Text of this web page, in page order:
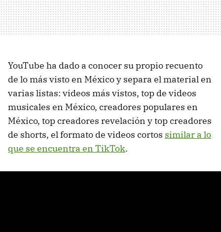
YouTube ha dado a conocer su propio recuento
de lo más visto en México y separa el material en
varias listas: videos más vistos, top de videos
musicales en México, creadores populares en
México, top creadores revelación y top creadores
de shorts, el formato de videos cortos similar a lo
que se encuentra en TikTok.